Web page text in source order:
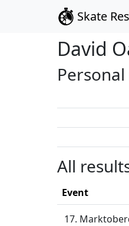
Skate
David
All
Event
17.